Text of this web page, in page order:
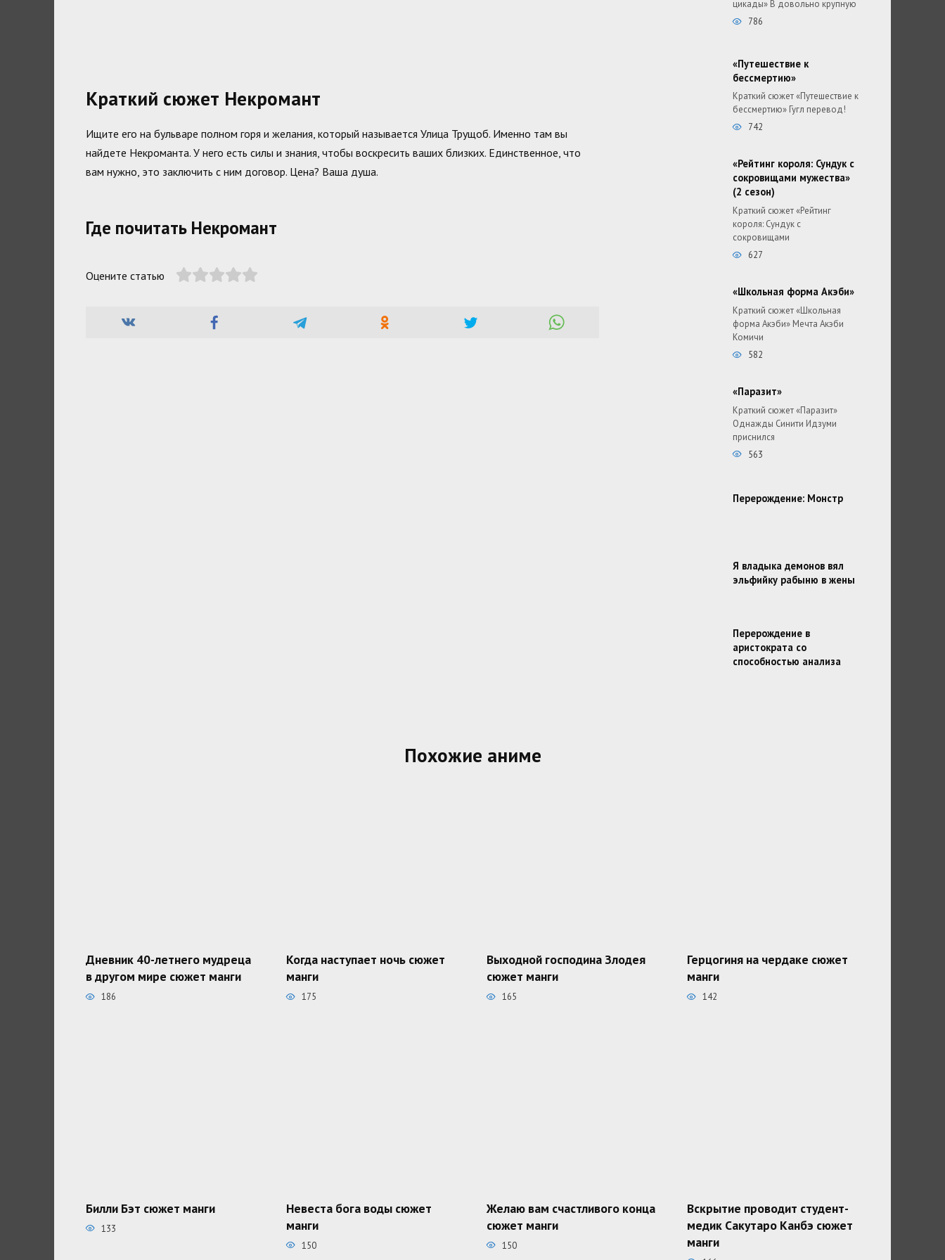
Краткий сюжет Некромант
Ищите его на бульваре полном горя и желания, который называется Улица Трущоб. Именно там вы
найдете Некроманта. У него есть силы и знания, чтобы воскресить ваших близких. Единственное, что
вам нужно, это заключить с ним договор. Цена? Ваша душа.
Где почитать Некромант
Оцените статью
цикады» В довольно крупную
786
«Путешествие к
бессмертию»
Краткий сюжет «Путешествие к
бессмертию» Гугл перевод!
742
«Рейтинг короля: Сундук с
сокровищами мужества»
(2 сезон)
Краткий сюжет «Рейтинг
короля: Сундук с
сокровищами
627
«Школьная форма Акэби»
Краткий сюжет «Школьная
форма Акэби» Мечта Акэби
Комичи
582
«Паразит»
Краткий сюжет «Паразит»
Однажды Синити Идзуми
приснился
563
Перерождение: Монстр
Я владыка демонов вял
эльфийку рабыню в жены
Перерождение в
аристократа со
способностью анализа
Похожие аниме
Дневник 40-летнего мудреца
в другом мире сюжет манги
186
Когда наступает ночь сюжет
манги
175
Выходной господина Злодея
сюжет манги
165
Герцогиня на чердаке сюжет
манги
142
Билли Бэт сюжет манги
133
Невеста бога воды сюжет
манги
150
Желаю вам счастливого конца
сюжет манги
150
Вскрытие проводит студент-
медик Сакутаро Канбэ сюжет
манги